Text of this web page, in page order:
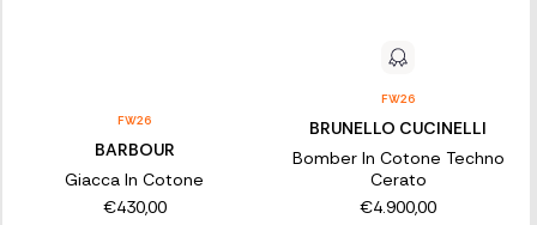
FW26
BARBOUR
Giacca In Cotone
€430,00
FW26
BRUNELLO CUCINELLI
Bomber In Cotone Techno
Cerato
€4.900,00